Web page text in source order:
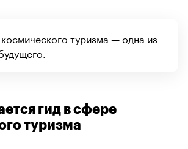
туризма — одна из
гид в сфере
туризма